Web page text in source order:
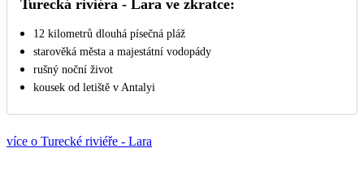
Turecká riviéra - Lara ve zkratce:
12 kilometrů dlouhá písečná pláž
starověká města a majestátní vodopády
rušný noční život
kousek od letiště v Antalyi
více o Turecké riviéře - Lara